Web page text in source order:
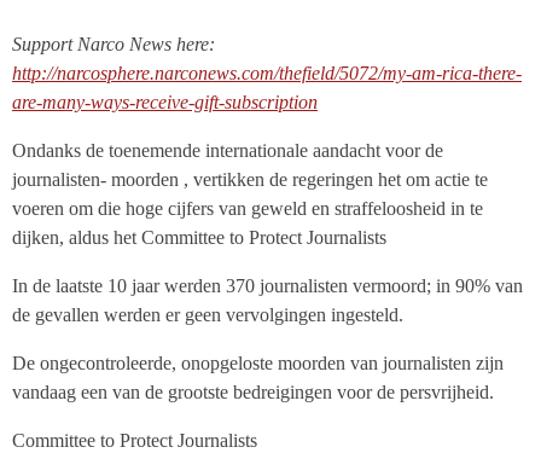
Support Narco News here:
http://narcosphere.narconews.com/thefield/5072/my-am-rica-there-
are-many-ways-receive-gift-subscription
Ondanks de toenemende internationale aandacht voor de
journalisten- moorden , vertikken de regeringen het om actie te
voeren om die hoge cijfers van geweld en straffeloosheid in te
dijken, aldus het Committee to Protect Journalists
In de laatste 10 jaar werden 370 journalisten vermoord; in 90% van
de gevallen werden er geen vervolgingen ingesteld.
De ongecontroleerde, onopgeloste moorden van journalisten zijn
vandaag een van de grootste bedreigingen voor de persvrijheid.
Committee to Protect Journalists